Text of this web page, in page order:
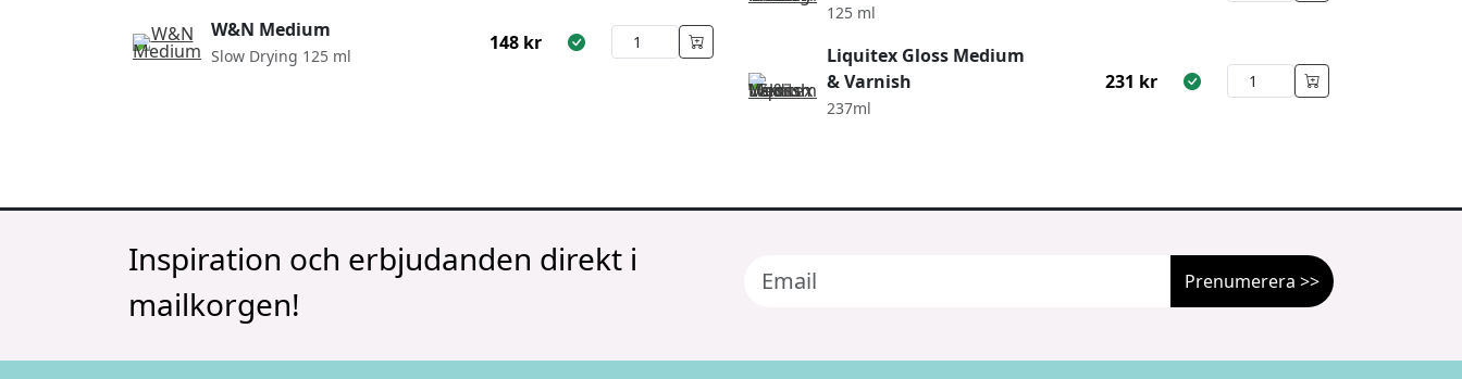
W&N Medium
Slow Drying 125 ml
148 kr
125 ml
Liquitex Gloss Medium
& Varnish
237ml
231 kr
Inspiration och erbjudanden direkt i
mailkorgen!
Prenumerera >>